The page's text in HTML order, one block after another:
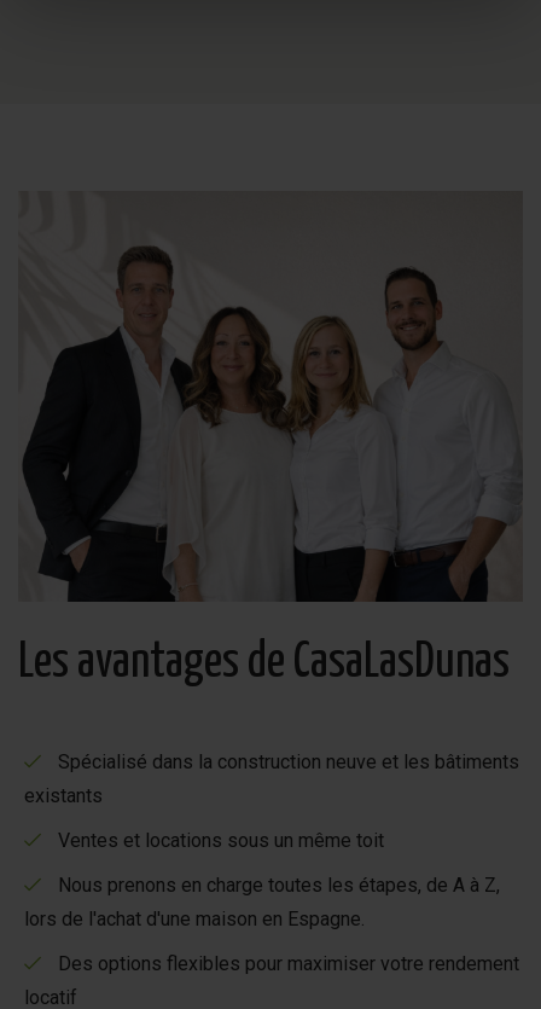
Les avantages de CasaLasDunas
Spécialisé dans la construction neuve et les bâtiments
existants
Ventes et locations sous un même toit
Nous prenons en charge toutes les étapes, de A à Z,
lors de l'achat d'une maison en Espagne.
Des options flexibles pour maximiser votre rendement
locatif